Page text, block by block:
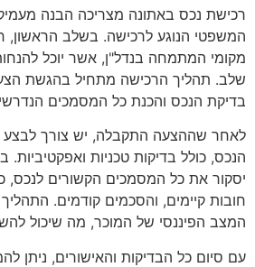
רכישת נכס באתונה מצריכה הבנה
המשפטי הנוגע לרכישה. בשלב הראשון,
מקומי המתמחה בנדל"ן, אשר יוכל
שלב. תהליך הרכישה מתחיל בהגשת
בדיקת הנכס והכנת כל המסמכים
לאחר שההצעה התקבלה, יש צורך לבצע
הנכס, כולל בדיקות טכניות ואפקטיביות.
יסקור את כל המסמכים הקשורים לנכס,
חובות קיימים, והסכמים קודמים.
המצב הפיננסי של המוכר, מה שיכול
עם סיום כל הבדיקות והאישורים, ניתן